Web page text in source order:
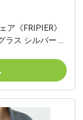
ア《FRIPIER》
ラス シルバー ゴ